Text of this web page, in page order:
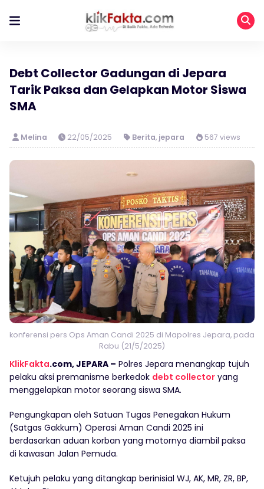
Debt Collector Gadungan di Jepara
Tarik Paksa dan Gelapkan Motor Siswa
SMA
Melina 22/05/2025 Berita, jepara 567 views
konferensi pers Ops Aman Candi 2025 di Mapolres Jepara, pada
Rabu (21/5/2025)
KlikFakta.com, JEPARA – Polres Jepara menangkap tujuh
pelaku aksi premanisme berkedok debt collector yang
menggelapkan motor seorang siswa SMA.
Pengungkapan oleh Satuan Tugas Penegakan Hukum
(Satgas Gakkum) Operasi Aman Candi 2025 ini
berdasarkan aduan korban yang motornya diambil paksa
di kawasan Jalan Pemuda.
Ketujuh pelaku yang ditangkap berinisial WJ, AK, MR, ZR, BP,